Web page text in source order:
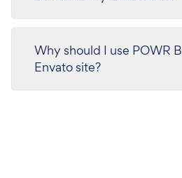
Why should I use POWR
Envato site?